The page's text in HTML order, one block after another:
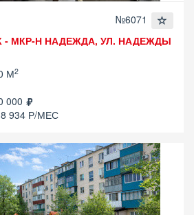
№6071
МКР-Н НАДЕЖДА, УЛ. НАДЕЖДЫ
М2
000
934 Р/МЕС